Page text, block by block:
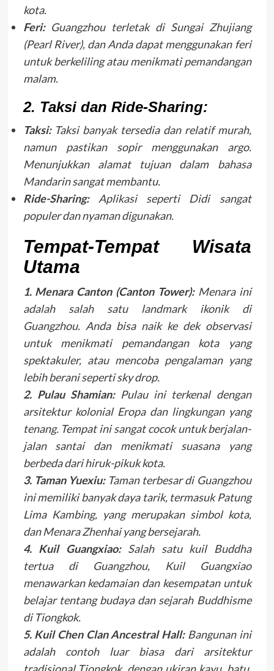
kota.
Feri:Guangzhou terletak di Sungai Zhujiang
(Pearl River), dan Anda dapat menggunakan feri
untuk berkeliling atau menikmati pemandangan
malam.
2. Taksi dan Ride-Sharing:
Taksi:Taksi banyak tersedia dan relatif murah,
namun pastikan sopir menggunakan argo.
Menunjukkan alamat tujuan dalam bahasa
Mandarin sangat membantu.
Ride-Sharing:Aplikasi seperti Didi sangat
populer dan nyaman digunakan.
Tempat-Tempat Wisata
Utama
1. Menara Canton (Canton Tower):Menara ini
adalah salah satu landmark ikonik di
Guangzhou. Anda bisa naik ke dek observasi
untuk menikmati pemandangan kota yang
spektakuler, atau mencoba pengalaman yang
lebih berani seperti sky drop.
2. Pulau Shamian:Pulau ini terkenal dengan
arsitektur kolonial Eropa dan lingkungan yang
tenang. Tempat ini sangat cocok untuk berjalan-
jalan santai dan menikmati suasana yang
berbeda dari hiruk-pikuk kota.
3. Taman Yuexiu:Taman terbesar di Guangzhou
ini memiliki banyak daya tarik, termasuk Patung
Lima Kambing, yang merupakan simbol kota,
dan Menara Zhenhai yang bersejarah.
4. Kuil Guangxiao:Salah satu kuil Buddha
tertua di Guangzhou, Kuil Guangxiao
menawarkan kedamaian dan kesempatan untuk
belajar tentang budaya dan sejarah Buddhisme
di Tiongkok.
5. Kuil Chen Clan Ancestral Hall:Bangunan ini
adalah contoh luar biasa dari arsitektur